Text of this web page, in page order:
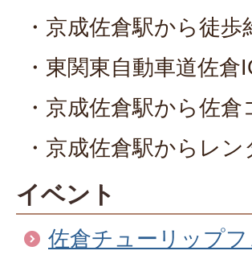
・京成佐倉駅から徒歩
・東関東自動車道佐
・京成佐倉駅から佐
・京成佐倉駅からレ
イベント
佐倉チューリップフ